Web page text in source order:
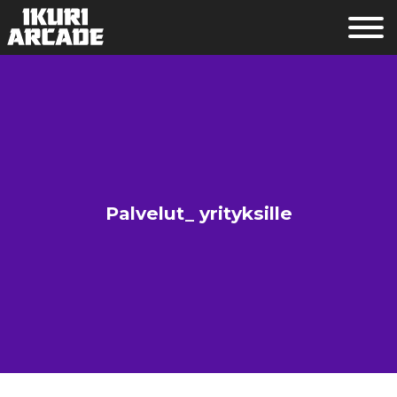
Palvelut_ yrityksille